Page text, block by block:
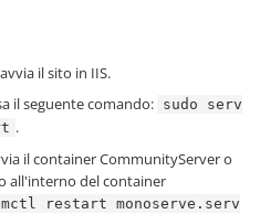
il sito in IIS.
il seguente comando: sudo serv
.
il container CommunityServer o
all'interno del container
restart monoserve.serv